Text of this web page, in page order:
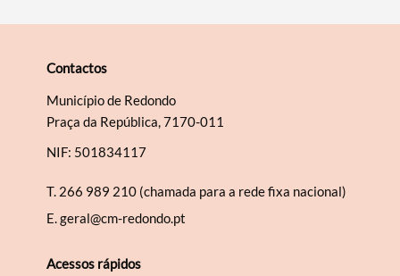
Contactos
Município de Redondo
Praça da República, 7170-011
NIF: 501834117
T. 266 989 210 (chamada para a rede fixa nacional)
E.geral@cm-redondo.pt
Acessos rápidos